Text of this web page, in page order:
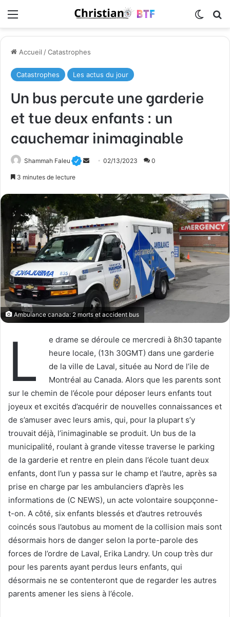
Menu
Accueil /Catastrophes
Catastrophes Les actus du jour
Un bus percute une garderie
et tue deux enfants : un
cauchemar inimaginable
Shammah Faleu
Envoyer02/13/2023 0
3 minutes de lecture
Ambulance canada: 2 morts et accident bus
L
e drame se déroule ce mercredi à 8h30 tapante
heure locale, (13h 30GMT) dans une garderie
de la ville de Laval, située au Nord de l’ile de
Montréal au Canada. Alors que les parents sont
sur le chemin de l’école pour déposer leurs enfants tout
joyeux et excités d’acquérir de nouvelles connaissances et
de s’amuser avec leurs amis, qui, pour la plupart s’y
trouvait déjà, l’inimaginable se produit. Un bus de la
municipalité, roulant à grande vitesse traverse le parking
de la garderie et rentre en plein dans l’école tuant deux
enfants, dont l’un y passa sur le champ et l’autre, après sa
prise en charge par les ambulanciers d’après les
informations de (C NEWS), un acte volontaire soupçonne-
t-on. A côté, six enfants blessés et d’autres retrouvés
coincés sous l’autobus au moment de la collision mais sont
désormais hors de danger selon la porte-parole des
forces de l’ordre de Laval, Erika Landry. Un coup très dur
pour les parents ayant perdus leurs enfants, qui
désormais ne se contenteront que de regarder les autres
parents amener les siens à l’école.